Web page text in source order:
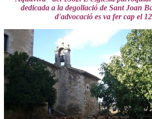
dedicada a la degollació de Sant Joan
d'advocació es va fer cap el